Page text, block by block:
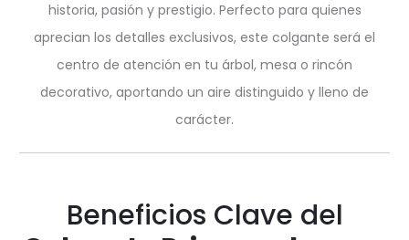
historia, pasión y prestigio. Perfecto para quienes
aprecian los detalles exclusivos, este colgante será el
centro de atención en tu árbol, mesa o rincón
decorativo, aportando un aire distinguido y lleno de
carácter.
Beneficios Clave del